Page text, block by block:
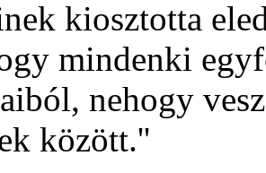
kiosztotta
mindenki
nehogy
között.''